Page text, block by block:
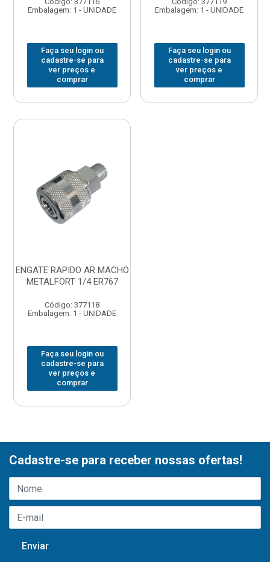
Embalagem: 1 - UNIDADE
Faça seu login ou
cadastre-se para
ver preços e
comprar
Embalagem: 1 - UNIDADE
Faça seu login ou
cadastre-se para
ver preços e
comprar
ENGATE RAPIDO AR MACHO
METALFORT 1/4 ER767
Código: 377118
Embalagem: 1 - UNIDADE
Faça seu login ou
cadastre-se para
ver preços e
comprar
Cadastre-se para receber nossas ofertas!